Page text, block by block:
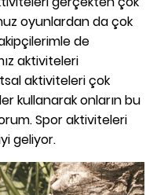
oyunlardan da çok
de
aktiviteleri
aktiviteleri çok
kullanarak onların bu
Spor aktiviteleri
geliyor.